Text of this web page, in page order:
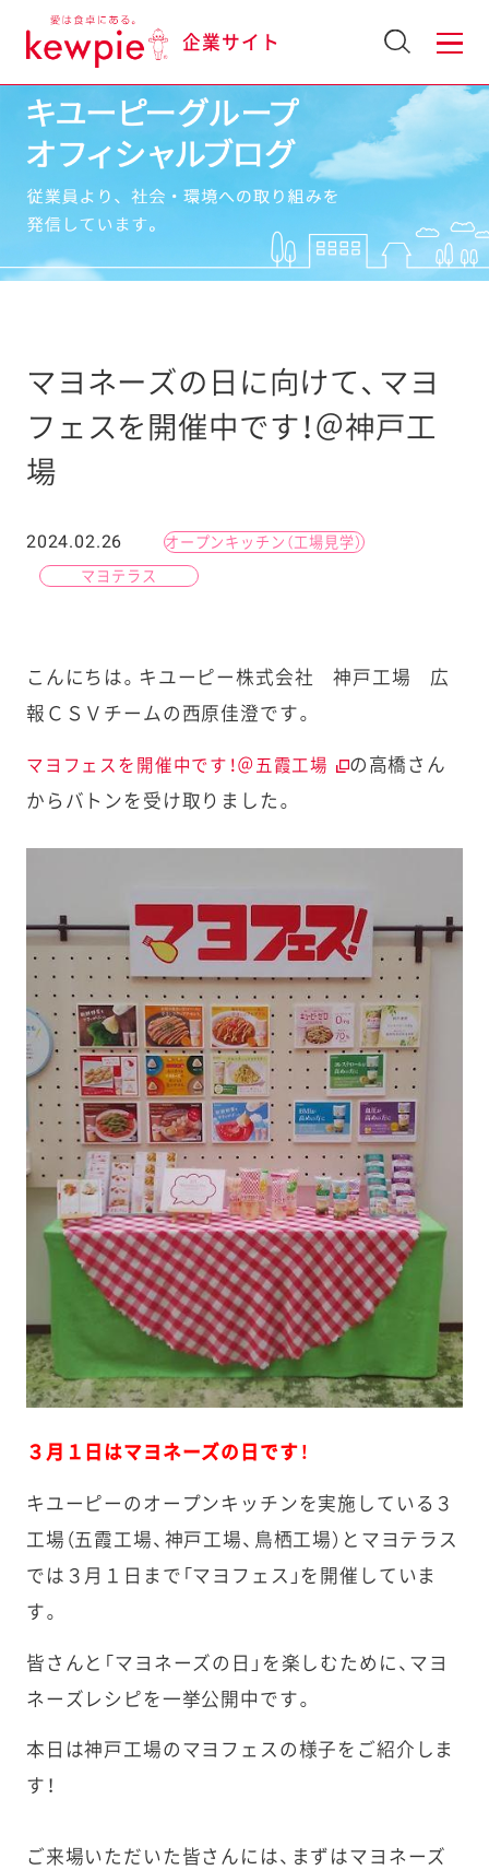
企業サイト
マヨネーズの日に向けて、マヨ
フェスを開催中です！＠神戸工
場
2024.02.26 オープンキッチン（工場見学）
マヨテラス
こんにちは。キユーピー株式会社 神戸工場 広
報ＣＳＶチームの西原佳澄です。
マヨフェスを開催中です！＠五霞工場
の高橋さん
からバトンを受け取りました。
３月１日はマヨネーズの日です！
キユーピーのオープンキッチンを実施している３
工場（五霞工場、神戸工場、鳥栖工場）とマヨテラス
では３月１日まで「マヨフェス」を開催していま
す。
皆さんと「マヨネーズの日」を楽しむために、マヨ
ネーズレシピを一挙公開中です。
本日は神戸工場のマヨフェスの様子をご紹介しま
す！
ご来場いただいた皆さんには、まずはマヨネーズ